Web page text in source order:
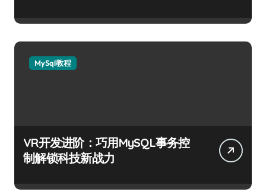
MySql教程
VR开发进阶：巧用MySQL事务控
制解锁科技新战力